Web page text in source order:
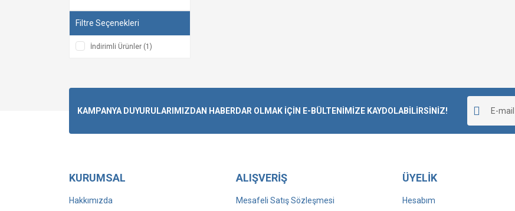
Filtre Seçenekleri
İndirimli Ürünler (1)
KAMPANYA DUYURULARIMIZDAN HABERDAR OLMAK İÇİN E-BÜLTENİMİZE KAYDOLABİLİRSİNİZ!
KURUMSAL
Hakkımızda
ALIŞVERİŞ
Mesafeli Satış Sözleşmesi
ÜYELİK
Hesabım